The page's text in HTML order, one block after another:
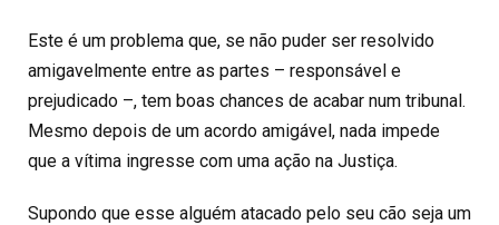
Este é um problema que, se não puder ser resolvido
amigavelmente entre as partes – responsável e
prejudicado –, tem boas chances de acabar num tribunal.
Mesmo depois de um acordo amigável, nada impede
que a vítima ingresse com uma ação na Justiça.
Supondo que esse alguém atacado pelo seu cão seja um